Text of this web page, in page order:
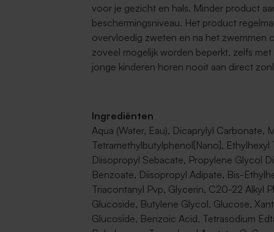
voor je gezicht en hals. Minder product
beschermingsniveau. Het product
overvloedig zweten en na het zwemmen
zoveel mogelijk worden beperkt, zelfs
jonge kinderen horen nooit aan direct
Ingrediënten
Aqua (Water, Eau), Dicaprylyl Carbonate,
Tetramethylbutylphenol[Nano],
Diisopropyl Sebacate, Propylene Glycol
Benzoate, Diisopropyl Adipate, Bis-
Triacontanyl Pvp, Glycerin, C20-22 Alkyl
Glucoside, Butylene Glycol, Glucose,
Glucoside, Benzoic Acid, Tetrasodium